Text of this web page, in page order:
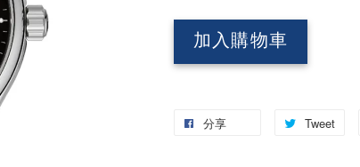
加入購物車
分享 Tweet